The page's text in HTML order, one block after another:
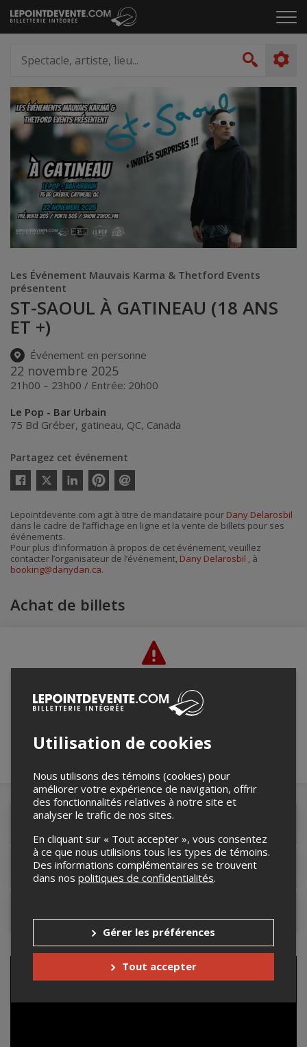
Passer
au
le
artiste,
lieu...
Les Événement Mauvais Karma & Thetford Events
présentent
ST-SAOUL À GATINEAU (18 ANS
ET +)
Événement en personne
22 novembre 2025
21h00 – 23h00 / Entrée: 20h00
Le Pop - Bar Urbain
75 Bd Gréber, gatineau, QC, Canada
Partagez cet événement
Twitter
courriel
Lepointdevente.com agit à titre de mandataire pour Dany Delarosbil
dans le cadre de l’affichage en ligne et la vente de billets pour ses
événements.
Pour plus d’information à propos de cet événement, veuillez
contacter l’organisateur de l’événement, Dany Delarosbil , à
booking@danydan.ca.
Achat de billets
robot ci-bas.
Détails de l'événement
Lieu de l'événement
Utilisation de cookies
Nous utilisons des témoins (cookies) pour
améliorer votre expérience de navigation, offrir
des fonctionnalités relatives à notre site et
analyser le trafic de nos sites.
En cliquant sur « Tout accepter », vous consentez
à ce que nous utilisions tous les types de témoins.
Des informations complémentaires se trouvent
dans nos politiques de confidentialités.
Gérer les préférences
Tout accepter